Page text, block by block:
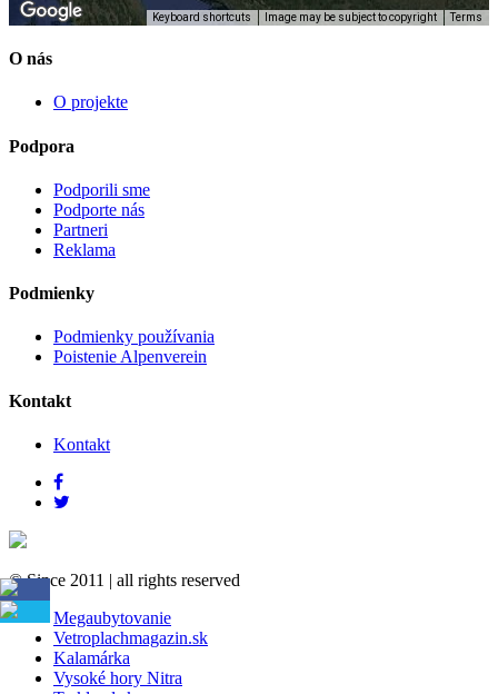
Keyboard shortcuts Image may be subject to copyright Terms
O nás
O projekte
Podpora
Podporili sme
Podporte nás
Partneri
Reklama
Podmienky
Podmienky používania
Poistenie Alpenverein
Kontakt
Kontakt
© Since 2011 | all rights reserved
Megaubytovanie
Vetroplachmagazin.sk
Kalamárka
Vysoké hory Nitra